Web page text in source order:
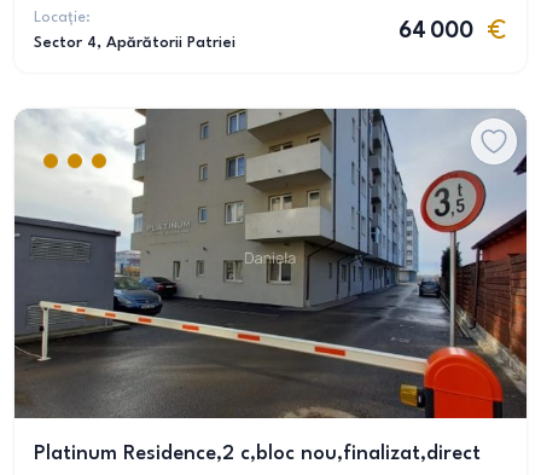
Locație:
Sector 4, Apărătorii Patriei
64 000
Platinum Residence,2 c,bloc nou,finalizat,direct